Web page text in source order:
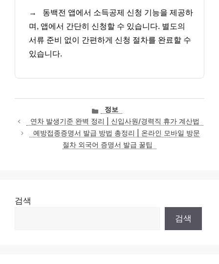
→
동백전 앱에서 소득공제 신청 기능을 제공하
며, 앱에서 간단히 신청할 수 있습니다. 별도의
서류 준비 없이 간편하게 신청 절차를 완료할 수
있습니다.
카
테
고
리
정보
연차 발생기준 완벽 정리 | 신입사원/경력직 휴가 계산법
예방접종증명서 발급 방법 총정리 | 온라인 모바일 방문
절차 외국어 증명서 발급 꿀팁
검색
검색